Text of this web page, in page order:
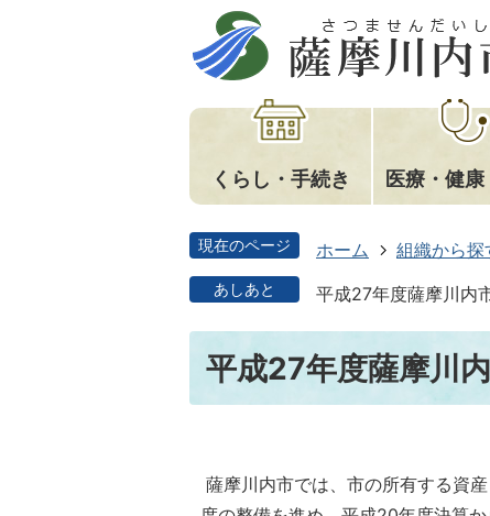
くらし・手続き 医療・健康
現在のページ ホーム 組織から探
あしあと 平成27年度薩摩川内
平成27年度薩摩川
薩摩川内市では、市の所有する資